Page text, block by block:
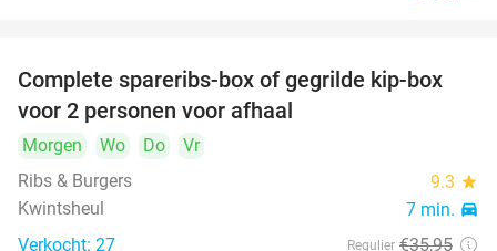
37%
Complete spareribs-box of gegrilde kip-box
voor 2 personen voor afhaal
Morgen Wo Do
Vr
Ribs & Burgers
9.3 star
Kwintsheul 7 min. directions_car
Verkocht: 27 Regulier €35,95